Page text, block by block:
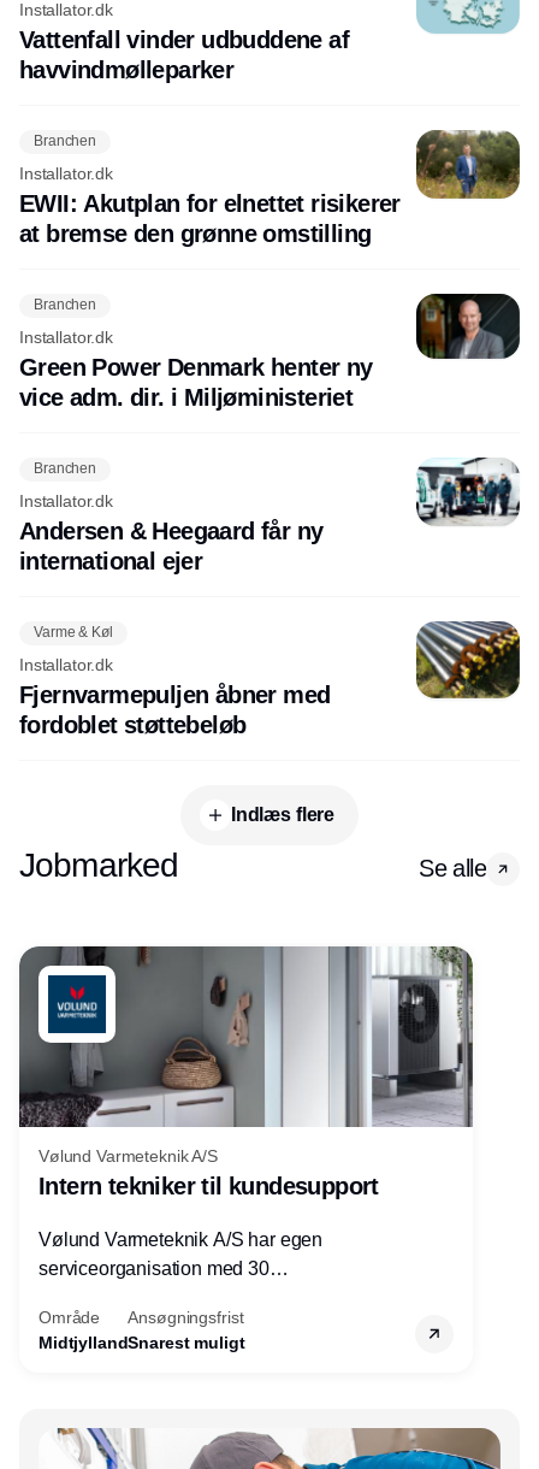
Installator.dk
Vattenfall vinder udbuddene af
havvindmølleparker
Branchen
Installator.dk
EWII: Akutplan for elnettet risikerer
at bremse den grønne omstilling
Branchen
Installator.dk
Green Power Denmark henter ny
vice adm. dir. i Miljøministeriet
Branchen
Installator.dk
Andersen & Heegaard får ny
international ejer
Varme & Køl
Installator.dk
Fjernvarmepuljen åbner med
fordoblet støttebeløb
Indlæs flere
Jobmarked Se alle
Vølund Varmeteknik A/S
Intern tekniker til kundesupport
Vølund Varmeteknik A/S har egen
serviceorganisation med 30
søger nu endnu en teknisk kollega - denne
gang til kundesupport på kontoret i Herning.
Område
Midtjylland
Ansøgningsfrist
Snarest muligt
Annonce